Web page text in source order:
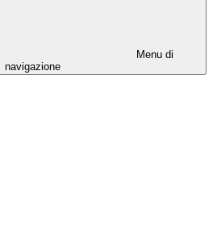
Menu di
navigazione